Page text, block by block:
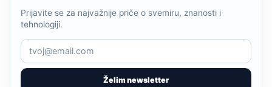
Želim newsletter
Prijavite se za najvažnije priče o svemiru, znanosti i
tehnologiji.